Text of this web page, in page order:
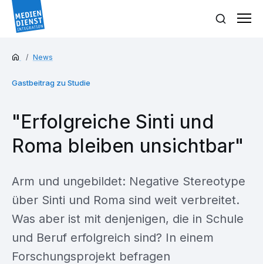
News
Gastbeitrag zu Studie
"Erfolgreiche Sinti und
Roma bleiben unsichtbar"
Arm und ungebildet: Negative Stereotype
über Sinti und Roma sind weit verbreitet.
Was aber ist mit denjenigen, die in Schule
und Beruf erfolgreich sind? In einem
Forschungsprojekt befragen